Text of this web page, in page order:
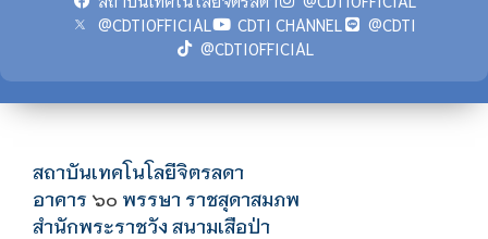
@CDTIOFFICIAL
CDTI CHANNEL
@CDTI
@CDTIOFFICIAL
สถาบันเทคโนโลยีจิตรลดา
อาคาร ๖๐ พรรษา ราชสุดาสมภพ
สำนักพระราชวัง สนามเสือป่า